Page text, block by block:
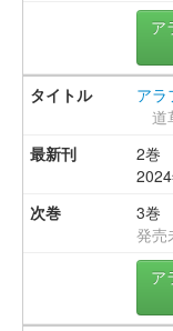
ア
アラ
道
2巻
3巻
発売
ア